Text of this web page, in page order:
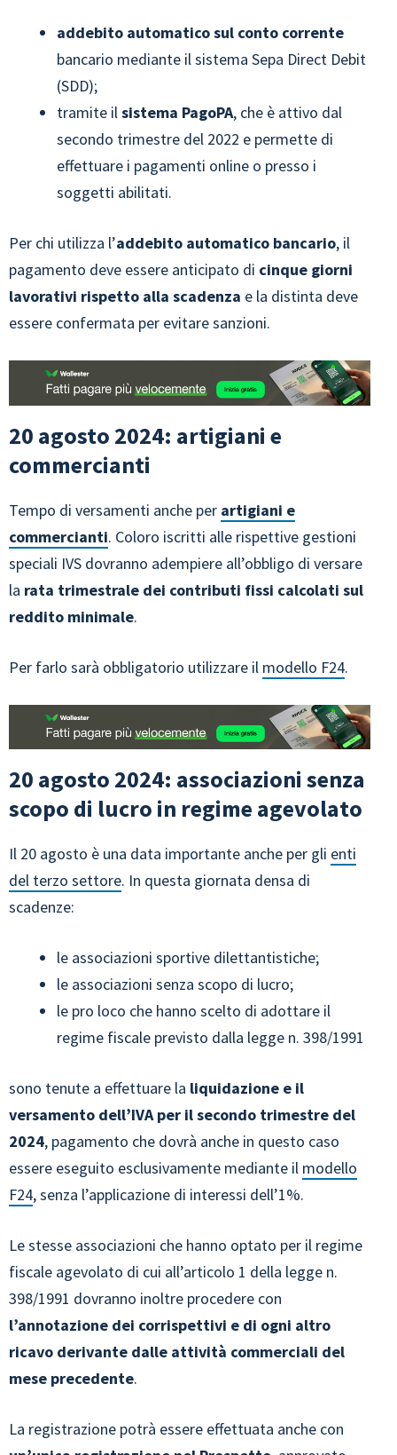
addebito automatico sul conto corrente
bancario mediante il sistema Sepa Direct Debit
(SDD);
tramite ilsistema PagoPA, che è attivo dal
secondo trimestre del 2022 e permette di
effettuare i pagamenti online o presso i
soggetti abilitati.
Per chi utilizza l’addebito automatico bancario, il
pagamento deve essere anticipato di cinque giorni
lavorativi rispetto alla scadenza e la distinta deve
essere confermata per evitare sanzioni.
20 agosto 2024: artigiani e
commercianti
Tempo di versamenti anche per artigiani e
commercianti. Coloro iscritti alle rispettive gestioni
speciali IVS dovranno adempiere all’obbligo di versare
la rata trimestrale dei contributi fissi calcolati sul
reddito minimale.
Per farlo sarà obbligatorio utilizzare il modello F24.
20 agosto 2024: associazioni senza
scopo di lucro in regime agevolato
Il 20 agosto è una data importante anche per gli enti
del terzo settore. In questa giornata densa di
scadenze:
le associazioni sportive dilettantistiche;
le associazioni senza scopo di lucro;
le pro loco che hanno scelto di adottare il
regime fiscale previsto dalla legge n. 398/1991
sono tenute a effettuare la liquidazione e il
versamento dell’IVA per il secondo trimestre del
2024, pagamento che dovrà anche in questo caso
essere eseguito esclusivamente mediante il modello
F24, senza l’applicazione di interessi dell’1%.
Le stesse associazioni che hanno optato per il regime
fiscale agevolato di cui all’articolo 1 della legge n.
398/1991 dovranno inoltre procedere con
l’annotazione dei corrispettivi e di ogni altro
ricavo derivante dalle attività commerciali del
mese precedente.
La registrazione potrà essere effettuata anche con